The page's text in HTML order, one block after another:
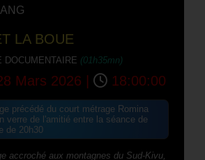
LA BOUE
DOCUMENTAIRE (01h35mn)
Mars 2026 | 18:00:00
précédé du court métrage Romina
verre de l'amitié entre la séance de
de 20h30
accroché aux montagnes du Sud-Kivu,